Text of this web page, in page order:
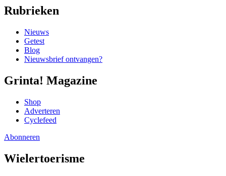
Rubrieken
Nieuws
Getest
Blog
Nieuwsbrief ontvangen?
Grinta! Magazine
Shop
Adverteren
Cyclefeed
Abonneren
Wielertoerisme